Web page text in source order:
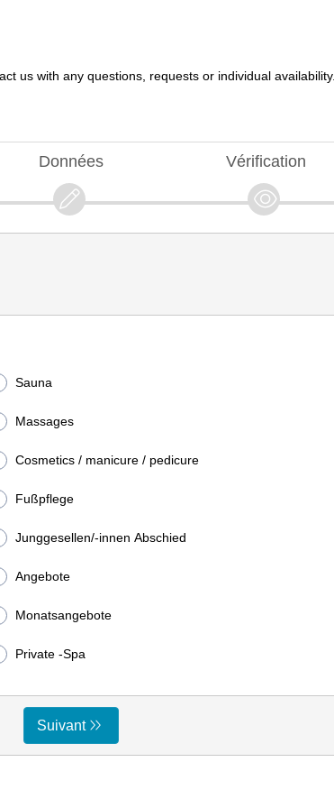
us with any questions, requests or individual availability.
Données Vérification
Sauna
Massages
Cosmetics / manicure / pedicure
Fußpflege
Junggesellen/-innen Abschied
Angebote
Monatsangebote
Private -Spa
Suivant